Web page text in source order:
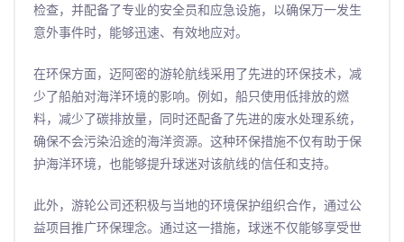
检查，并配备了专业的安全员和应急设施，以确保万一发生
意外事件时，能够迅速、有效地应对。
在环保方面，迈阿密的游轮航线采用了先进的环保技术，减
少了船舶对海洋环境的影响。例如，船只使用低排放的燃
料，减少了碳排放量，同时还配备了先进的废水处理系统，
确保不会污染沿途的海洋资源。这种环保措施不仅有助于保
护海洋环境，也能够提升球迷对该航线的信任和支持。
此外，游轮公司还积极与当地的环境保护组织合作，通过公
益项目推广环保理念。通过这一措施，球迷不仅能够享受世